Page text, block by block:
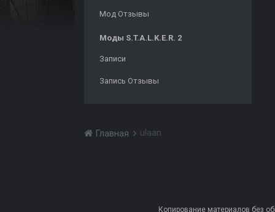
Мод Отзывы
Моды S.T.A.L.K.E.R. 2
Записи
Запись Отзывы
Главная ulaan
Копирование материалов без